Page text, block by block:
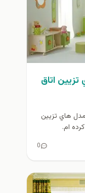
اتاق
هاي تزيين
ام.
0